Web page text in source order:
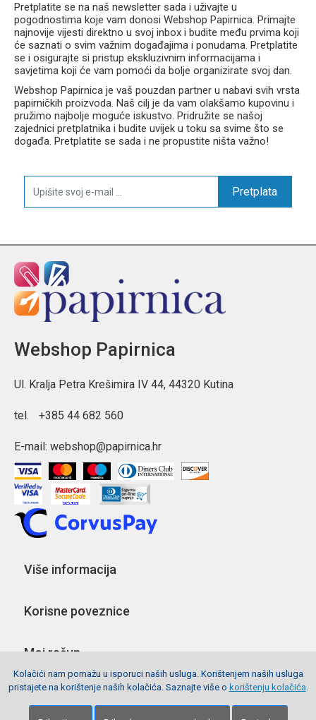
Pretplatite se na naš newsletter sada i uživajte u
pogodnostima koje vam donosi Webshop Papirnica. Primajte
najnovije vijesti direktno u svoj inbox i budite među prvima koji
će saznati o svim važnim događajima i ponudama. Pretplatite
se i osigurajte si pristup ekskluzivnim informacijama i
savjetima koji će vam pomoći da bolje organizirate svoj dan.
Webshop Papirnica je vaš pouzdan partner u nabavi svih vrsta
papirničkih proizvoda. Naš cilj je da vam olakšamo kupovinu i
pružimo najbolje moguće iskustvo. Pridružite se našoj
zajednici pretplatnika i budite uvijek u toku sa svime što se
događa. Pretplatite se sada i ne propustite ništa važno!
Pretplata
Webshop Papirnica
Ul. Kralja Petra Krešimira IV 44, 44320 Kutina
tel. +385 44 682 560
E-mail: webshop@papirnica.hr
Više informacija
Korisne poveznice
Moj račun
Pratite nas
Kolačići nam pomažu u isporuci naših usluga. Korištenjem naših usluga
pristajete na korištenje naših kolačića. Saznajte više o korištenju kolačića.